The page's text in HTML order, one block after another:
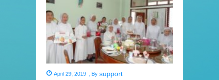
April 29, 2019 By support